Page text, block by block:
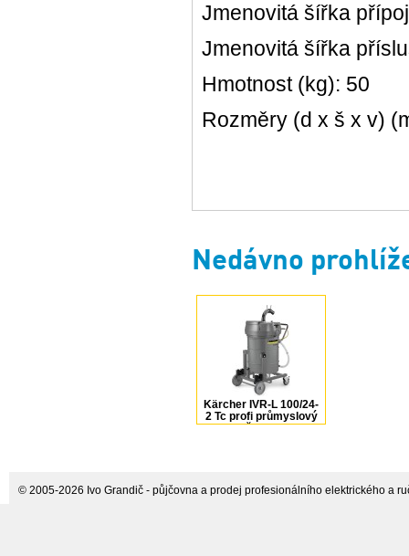
Jmenovitá šířka
Jmenovitá šířka
Hmotnost (kg): 50
Rozměry (d x š x v)
Nedávno
Kärcher IVR-L 100/24-
2 Tc profi průmyslový
vysavač 9.987-885.0
© 2005-2026 Ivo Grandič - půjčovna a prodej profesionálního elektrického a